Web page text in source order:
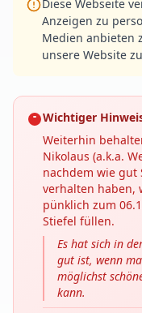
Diese Webseite
Anzeigen zu
Medien anbieten
unsere Website
Wichtiger
Weiterhin
Nikolaus (a.k.a.
nachdem wie gut
verhalten haben,
pünklich zum
Stiefel füllen.
Es hat sich in
gut ist, wenn
möglichst
kann.